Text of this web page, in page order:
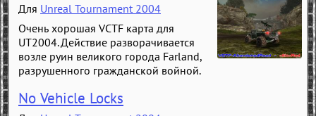
Для Unreal Tournament 2004
Очень хорошая VCTF карта для
UT2004. Действие разворачивается
возле руин великого города Farland,
разрушенного гражданской войной.
No Vehicle Locks